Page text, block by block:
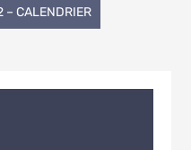
– CALENDRIER